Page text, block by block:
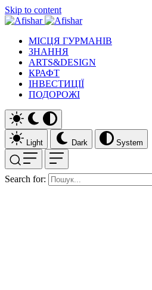
Skip to content
МІСЦЯ ГУРМАНІВ
ЗНАННЯ
ARTS&DESIGN
КРАФТ
ІНВЕСТИЦІЇ
ПОДОРОЖІ
Light Dark System
Search for: